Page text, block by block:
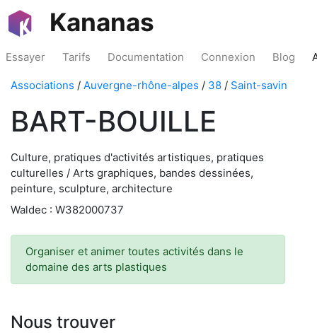
Kananas
Essayer Tarifs Documentation Connexion Blog
Associations / Auvergne-rhône-alpes / 38 / Saint-savin
BART-BOUILLE
Culture, pratiques d'activités artistiques, pratiques
culturelles / Arts graphiques, bandes dessinées,
peinture, sculpture, architecture
Waldec : W382000737
Organiser et animer toutes activités dans le
domaine des arts plastiques
Nous trouver